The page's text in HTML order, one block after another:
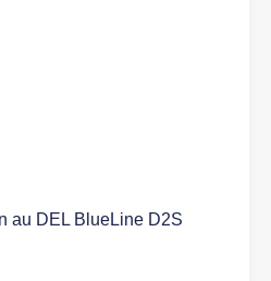
au DEL BlueLine D2S